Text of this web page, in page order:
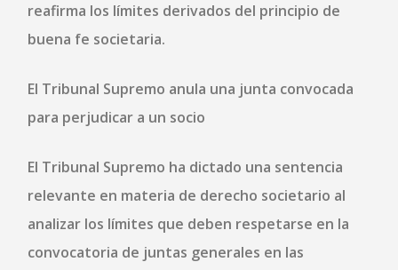
reafirma los límites derivados del principio de
buena fe societaria.
El Tribunal Supremo anula una junta convocada
para perjudicar a un socio
El Tribunal Supremo ha dictado una sentencia
relevante en materia de derecho societario al
analizar los límites que deben respetarse en la
convocatoria de juntas generales en las